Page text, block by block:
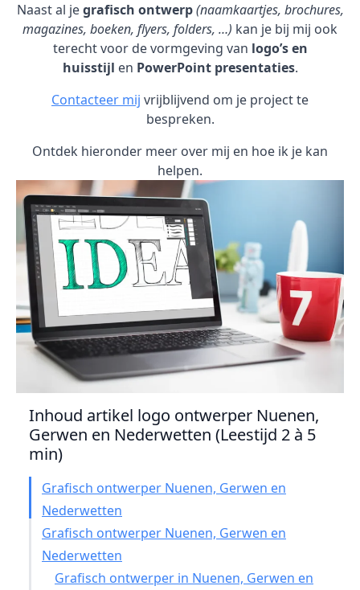
Naast al jegrafisch ontwerp (naamkaartjes, brochures,
magazines, boeken, flyers, folders, …) kan je bij mij ook
terecht voor de vormgeving van logo’s en
huisstijl en PowerPoint presentaties.
Contacteer mij vrijblijvend om je project te
bespreken.
Ontdek hieronder meer over mij en hoe ik je kan
helpen.
Inhoud artikel logo ontwerper Nuenen,
Gerwen en Nederwetten (Leestijd 2 à 5
min)
Grafisch ontwerper Nuenen, Gerwen en
Nederwetten
Grafisch ontwerper Nuenen, Gerwen en
Nederwetten
Grafisch ontwerper in Nuenen, Gerwen en